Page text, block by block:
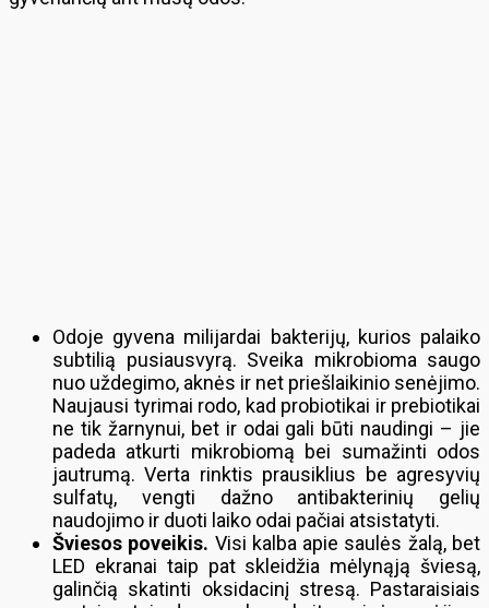
Odoje gyvena milijardai bakterijų, kurios palaiko
subtilią pusiausvyrą. Sveika mikrobioma saugo
nuo uždegimo, aknės ir net priešlaikinio senėjimo.
Naujausi tyrimai rodo, kad probiotikai ir prebiotikai
ne tik žarnynui, bet ir odai gali būti naudingi – jie
padeda atkurti mikrobiomą bei sumažinti odos
jautrumą. Verta rinktis prausiklius be agresyvių
sulfatų, vengti dažno antibakterinių gelių
naudojimo ir duoti laiko odai pačiai atsistatyti.
Šviesos poveikis. Visi kalba apie saulės žalą, bet
LED ekranai taip pat skleidžia mėlynąją šviesą,
galinčią skatinti oksidacinį stresą. Pastaraisiais